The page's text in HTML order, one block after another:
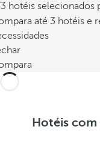
hotéis selecionados
até 3 hotéis e
Hotéis com